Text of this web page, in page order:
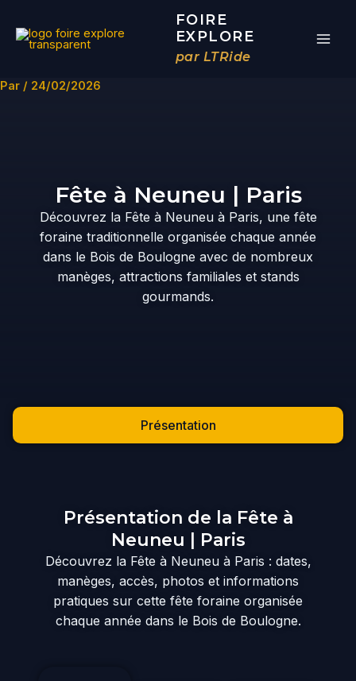
contenu
FOIRE
EXPLORE
par LTRide
Par / 24/02/2026
Fête à Neuneu | Paris
Découvrez la Fête à Neuneu à Paris, une fête
foraine traditionnelle organisée chaque année
dans le Bois de Boulogne avec de nombreux
manèges, attractions familiales et stands
gourmands.
Présentation
Présentation de la Fête à
Neuneu | Paris
Découvrez la Fête à Neuneu à Paris : dates,
manèges, accès, photos et informations
pratiques sur cette fête foraine organisée
chaque année dans le Bois de Boulogne.